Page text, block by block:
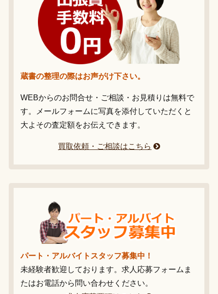
蔵書の整理の際はお声がけ下さい。
WEBからのお問合せ・ご相談・お見積りは無料で
す。メールフォームに写真を添付していただくと
大よその査定額をお伝えできます。
買取依頼・ご相談はこちら
パート・アルバイトスタッフ募集中！
未経験者歓迎しております。求人応募フォームま
たはお電話から問い合わせください。